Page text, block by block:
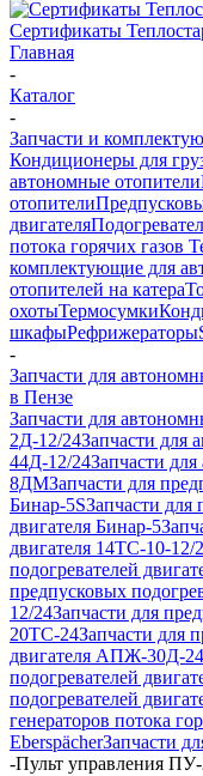
Сертификаты
Главная
-
Каталог
-
Запчасти и
Кондиционеры для
автономные отопители
отопители
двигателя
потока горячих газов
комплектующие для
отопителей на катера
охотыТермосумки
шкафыРефрижераторы
-
Запчасти для
в Пензе
Запчасти для
2Д-12/24Запчасти для
44Д-12/24Запчасти
8ДМЗапчасти для
Бинар-5SЗапчасти для
двигателя Бинар-5
двигателя 14ТС-10-12/
подогревателей
предпусковых
12/24Запчасти для
20ТС-24Запчасти для
двигателя АПЖ-30Д-24
подогревателей
подогревателей
генераторов потока
EberspächerЗапчасти
-Пульт управления ПУ-